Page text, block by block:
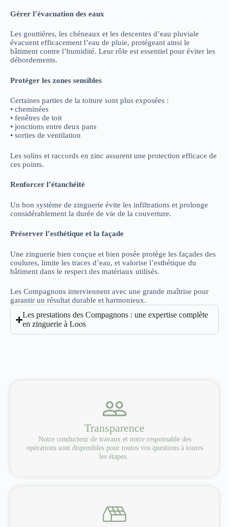
Gérer l’évacuation des eaux
Les gouttières, les chéneaux et les descentes d’eau pluviale
évacuent efficacement l’eau de pluie, protégeant ainsi le
bâtiment contre l’humidité. Leur rôle est essentiel pour éviter les
débordements.
Protéger les zones sensibles
Certaines parties de la toiture sont plus exposées :
• cheminées
• fenêtres de toit
• jonctions entre deux pans
• sorties de ventilation
Les solins et raccords en zinc assurent une protection efficace de
ces points.
Renforcer l’étanchéité
Un bon système de zinguerie évite les infiltrations et prolonge
considérablement la durée de vie de la couverture.
Préserver l’esthétique et la façade
Une zinguerie bien conçue et bien posée protège les façades des
coulures, limite les traces d’eau, et valorise l’esthétique du
bâtiment dans le respect des matériaux utilisés.
Les Compagnons interviennent avec une grande maîtrise pour
garantir un résultat durable et harmonieux.
Les prestations des Compagnons : une expertise complète
en zinguerie à Loos
Transparence
Notre conducteur de travaux et notre responsable des
opérations sont disponibles pour toutes vos questions à toutes
les étapes.